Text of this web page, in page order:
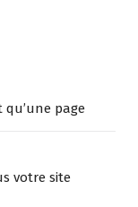
page
votre site